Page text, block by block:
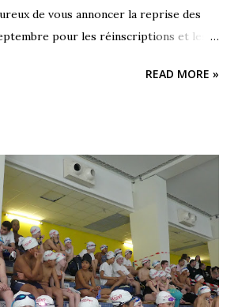
de vous annoncer la reprise des
pour les réinscriptions et les
vous ! 😉
READ MORE »